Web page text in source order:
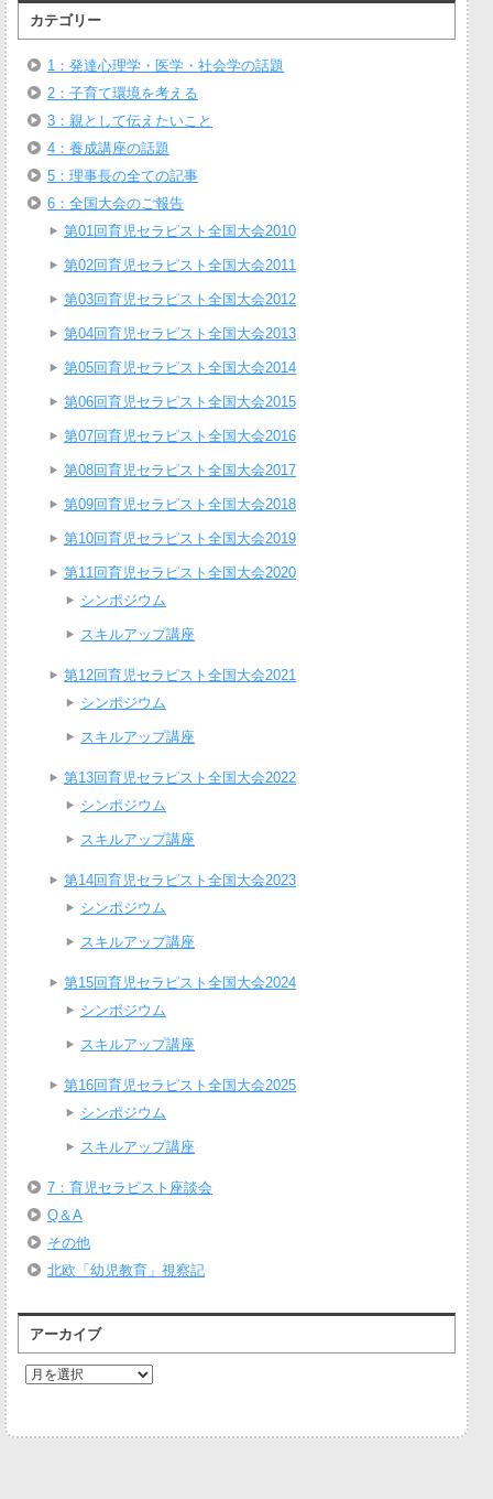
カテゴリー
1：発達心理学・医学・社会学の話題
2：子育て環境を考える
3：親として伝えたいこと
4：養成講座の話題
5：理事長の全ての記事
6：全国大会のご報告
第01回育児セラピスト全国大会2010
第02回育児セラピスト全国大会2011
第03回育児セラピスト全国大会2012
第04回育児セラピスト全国大会2013
第05回育児セラピスト全国大会2014
第06回育児セラピスト全国大会2015
第07回育児セラピスト全国大会2016
第08回育児セラピスト全国大会2017
第09回育児セラピスト全国大会2018
第10回育児セラピスト全国大会2019
第11回育児セラピスト全国大会2020
シンポジウム
スキルアップ講座
第12回育児セラピスト全国大会2021
シンポジウム
スキルアップ講座
第13回育児セラピスト全国大会2022
シンポジウム
スキルアップ講座
第14回育児セラピスト全国大会2023
シンポジウム
スキルアップ講座
第15回育児セラピスト全国大会2024
シンポジウム
スキルアップ講座
第16回育児セラピスト全国大会2025
シンポジウム
スキルアップ講座
7：育児セラピスト座談会
Q＆A
その他
北欧「幼児教育」視察記
アーカイブ
ア
イ